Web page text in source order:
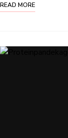
READ MORE